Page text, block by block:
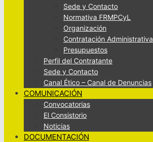
Sede y Contacto
Normativa FRMPCyL
Organización
Contratación Administrativa
Presupuestos
Perfil del Contratante
Sede y Contacto
Canal Ético – Canal de Denuncias
COMUNICACIÓN
Convocatorias
El Consistorio
Noticias
DOCUMENTACIÓN